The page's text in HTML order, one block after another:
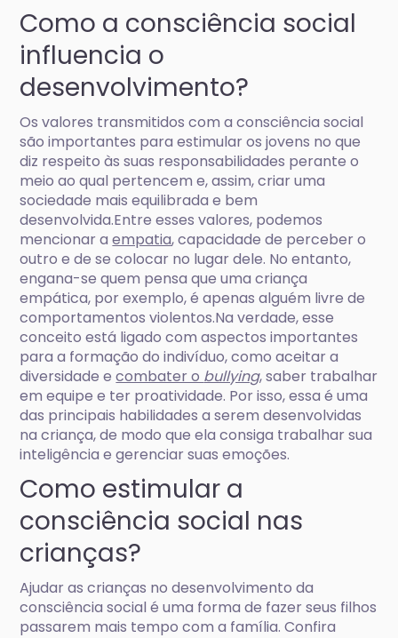
Como a consciência social
influencia o
desenvolvimento?
Os valores transmitidos com a consciência social
são importantes para estimular os jovens no que
diz respeito às suas responsabilidades perante o
meio ao qual pertencem e, assim, criar uma
sociedade mais equilibrada e bem
desenvolvida.Entre esses valores, podemos
mencionar aempatia, capacidade de perceber o
outro e de se colocar no lugar dele. No entanto,
engana-se quem pensa que uma criança
empática, por exemplo, é apenas alguém livre de
comportamentos violentos.Na verdade, esse
conceito está ligado com aspectos importantes
para a formação do indivíduo, como aceitar a
diversidade ecombater o bullying, saber trabalhar
em equipe e ter proatividade. Por isso, essa é uma
das principais habilidades a serem desenvolvidas
na criança, de modo que ela consiga trabalhar sua
inteligência e gerenciar suas emoções.
Como estimular a
consciência social nas
crianças?
Ajudar as crianças no desenvolvimento da
consciência social é uma forma de fazer seus filhos
passarem mais tempo com a família. Confira